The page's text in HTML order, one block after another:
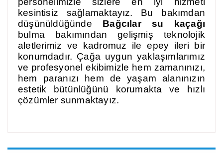
kesintisiz sağlamaktayız. Bu bakımdan
düşünüldüğünde Bağcılar su kaçağı
bulma bakımından gelişmiş teknolojik
aletlerimiz ve kadromuz ile epey ileri bir
konumdadır. Çağa uygun yaklaşımlarımız
ve profesyonel ekibimizle hem zamanınızı,
hem paranızı hem de yaşam alanınızın
estetik bütünlüğünü korumakta ve hızlı
çözümler sunmaktayız.